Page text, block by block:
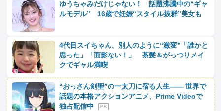
ゆうちゃみだけじゃない！ 話題沸騰中の“ギャ
ルモデル” 16歳で妊娠“スタイル抜群”美女も
4代目スイちゃん、別人のように“激変”「誰かと
思った」「面影ない！」 茶髪＆がっつりメイ
クでギャル満喫
“おっさん剣聖”の一太刀に宿る人生―― 世界で
話題の本格アクションアニメ、Prime Videoで
独占配信中
P R